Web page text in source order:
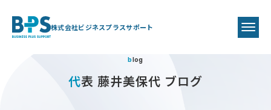
株式会社ビジネスプラスサポート
blog
代表 藤井美保代 ブログ